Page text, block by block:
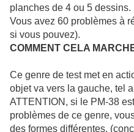
planches de 4 ou 5
Vous avez 60 problèmes à
si vous pouvez).
COMMENT CELA
Ce genre de test met en
objet va vers la gauche, tel
ATTENTION, si le PM-38
problèmes de ce genre,
des formes différentes.